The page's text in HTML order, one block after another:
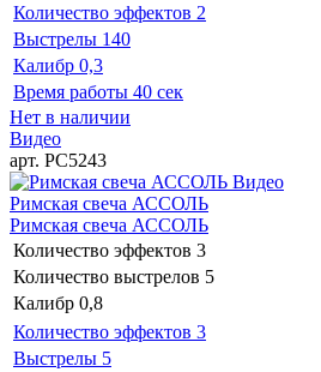
Количество эффектов 2
Выстрелы 140
Калибр 0,3
Время работы 40 сек
Нет в наличии
Видео
арт. РС5243
Видео
Римская свеча АССОЛЬ
Римская свеча АССОЛЬ
Количество эффектов 3
Количество выстрелов 5
Калибр 0,8
Количество эффектов 3
Выстрелы 5